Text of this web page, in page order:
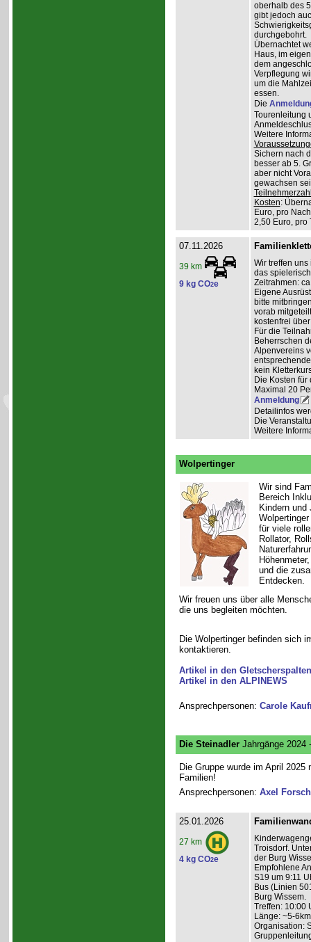
oberhalb des
gibt jedoch
durchgebohrt.
Übernachtet
Haus, im
dem
Verpflegung
um die
essen.
Die
Tourenleitung
Weitere
Sichern nach
besser ab 5.
aber nicht
gewachsen
Kosten:
Euro, pro
2,50 Euro, pro
07.11.2026
39 km
9 kg CO2e
Wir treffen
das
Zeitrahmen:
Eigene
bitte
vorab
kostenfrei
Für die
Beherrschen
Alpenvereins
kein
Die Kosten
Maximal 20
Anmeldung
Detailinfos
Die
Weitere
Wolpertinger
Wir sind
Bereich
Kindern und
für viele
Rollator,
und die
Entdecken.
Wir freuen uns über alle
die uns begleiten möchten.
Die Wolpertinger befinden sich
kontaktieren.
Artikel in den Gletscherspalten
Artikel in den ALPINEWS
Ansprechpersonen: Carole
Die SteinadlerJahrgänge 2024
Die Gruppe wurde im April
Familien!
Ansprechpersonen: Axel Forsch
25.01.2026
27 km
4 kg CO2e
Troisdorf.
der Burg
Empfohlene
S19 um 9:11
Bus (Linien
Burg Wissem.
Treffen: 10:00
Länge: ~5-6km
Organisation: